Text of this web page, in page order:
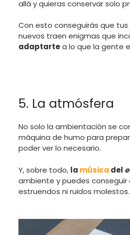
allá y quieras conservar solo
Con esto conseguirás que
nuevos traen enigmas que
adaptartea lo que la gente
5. La atmósfera
No solo la ambientación se
máquina de humo para
poder ver lo necesario.
Y, sobre todo, la música del
ambiente y puedes conseguir
estruendos ni ruidos molestos.